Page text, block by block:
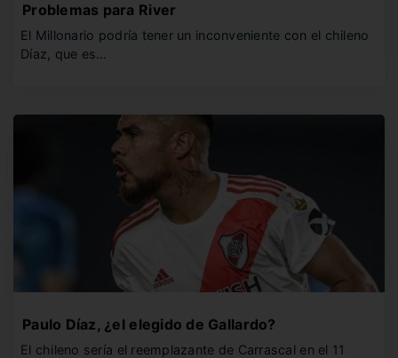
Problemas para River
El Millonario podría tener un inconveniente con el chileno
Díaz, que es…
Paulo Díaz, ¿el elegido de Gallardo?
El chileno sería el reemplazante de Carrascal en el 11